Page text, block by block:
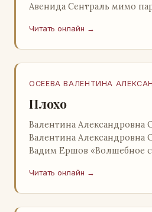
Авенида Сентраль мимо
отель…
Читать онлайн →
ОСЕЕВА ВАЛЕНТИНА
Плохо
Валентина Александровна
Валентина Александровна
Вадим Ершов «Волшебное
Александровна ОСЕЕВ…
Читать онлайн →